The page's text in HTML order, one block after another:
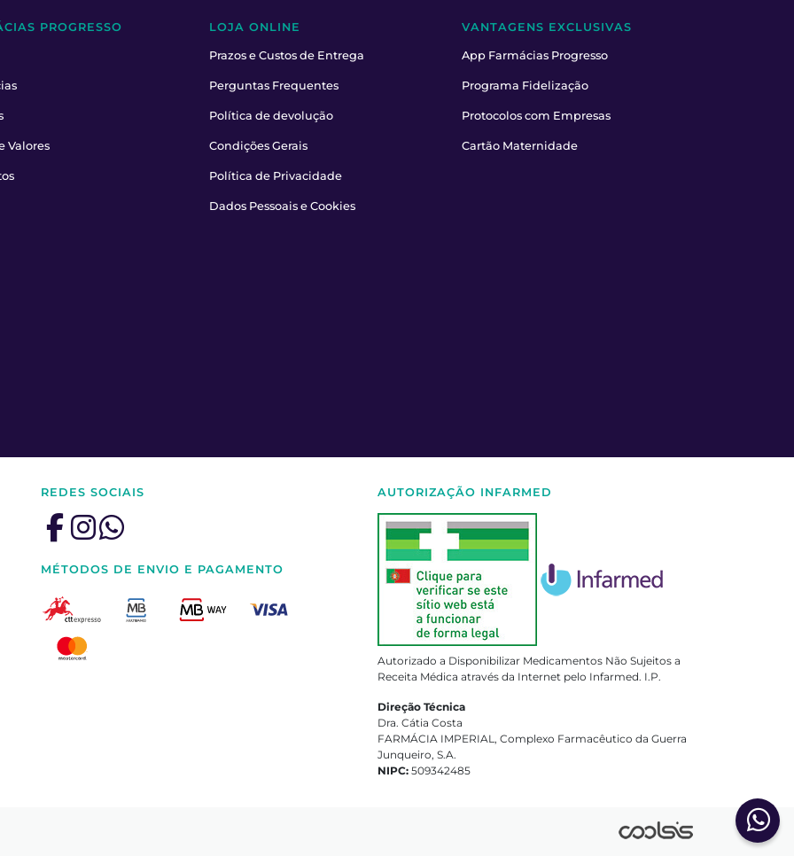
PROGRESSO
Valores
LOJA ONLINE
Prazos e Custos de Entrega
Perguntas Frequentes
Política de devolução
Condições Gerais
Política de Privacidade
Dados Pessoais e Cookies
VANTAGENS EXCLUSIVAS
App Farmácias Progresso
Programa Fidelização
Protocolos com Empresas
Cartão Maternidade
REDES SOCIAIS
MÉTODOS DE ENVIO E PAGAMENTO
AUTORIZAÇÃO INFARMED
Autorizado a Disponibilizar Medicamentos Não Sujeitos a
Receita Médica através da Internet pelo Infarmed. I.P.
Direção Técnica
Dra. Cátia Costa
FARMÁCIA IMPERIAL, Complexo Farmacêutico da Guerra
Junqueiro, S.A.
NIPC: 509342485